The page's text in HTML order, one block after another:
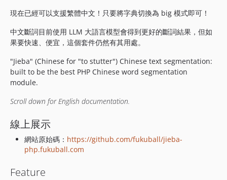
dev-add-claude-github-actions-1760948307927
dev-claude/issue-48-20250718-1807
dev-claude/issue-53-20250718-1345
dev-claude/issue-47-20250718-1037
dev-claude/issue-61-20250718-1005
現在已經可以支援繁體中文！只要將字典切換為 big 模式即可！
中文斷詞目前使用 LLM 大語言模型會得到更好的斷詞結果，但如
果要快速、便宜，這個套件仍然有其用處。
"Jieba" (Chinese for "to stutter") Chinese text segmentation:
built to be the best PHP Chinese word segmentation
module.
Scroll down for English documentation.
線上展示
網站原始碼： https://github.com/fukuball/jieba-
php.fukuball.com
Feature